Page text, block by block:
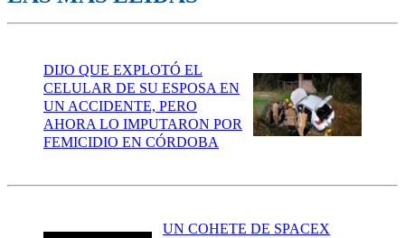
DIJO QUE EXPLOTÓ EL
CELULAR DE SU ESPOSA EN
UN ACCIDENTE, PERO
AHORA LO IMPUTARON POR
FEMICIDIO EN CÓRDOBA
UN COHETE DE SPACEX